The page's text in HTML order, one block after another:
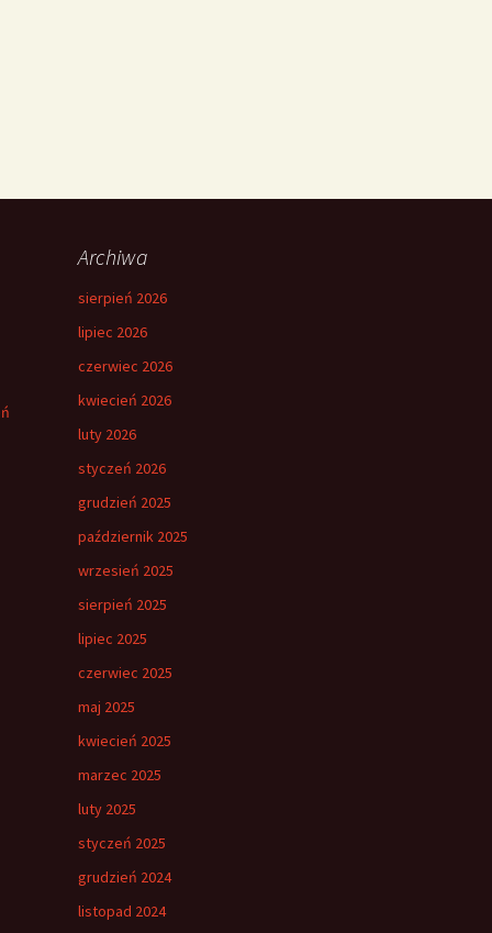
Archiwa
sierpień 2026
lipiec 2026
czerwiec 2026
kwiecień 2026
luty 2026
styczeń 2026
grudzień 2025
październik 2025
wrzesień 2025
sierpień 2025
lipiec 2025
czerwiec 2025
maj 2025
kwiecień 2025
marzec 2025
luty 2025
styczeń 2025
grudzień 2024
listopad 2024